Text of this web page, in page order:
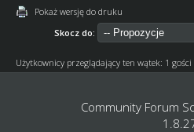
Pokaż wersję do druku
Skocz do:
Użytkownicy przeglądający ten wątek: 1 gości
Community Forum